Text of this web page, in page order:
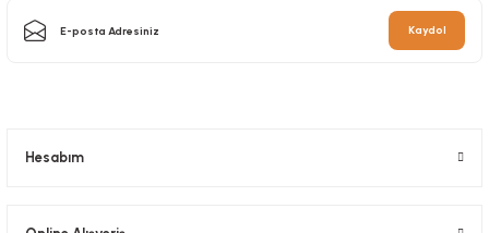
Sepete Ekle Kaydol
Hesabım